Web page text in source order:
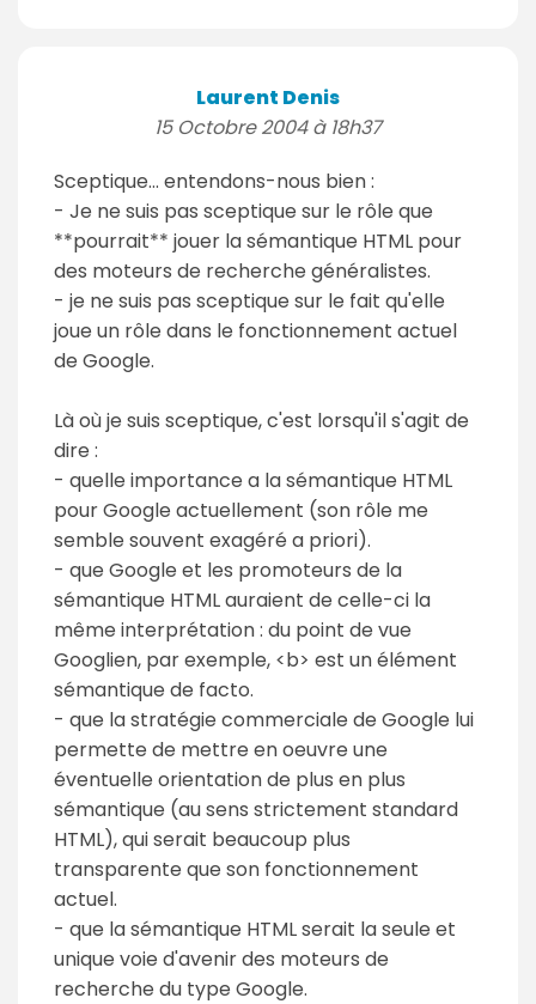
Laurent Denis
15 Octobre 2004 à 18h37
Sceptique... entendons-nous bien :
- Je ne suis pas sceptique sur le rôle que
**pourrait** jouer la sémantique HTML pour
des moteurs de recherche généralistes.
- je ne suis pas sceptique sur le fait qu'elle
joue un rôle dans le fonctionnement actuel
de Google.
Là où je suis sceptique, c'est lorsqu'il s'agit de
dire :
- quelle importance a la sémantique HTML
pour Google actuellement (son rôle me
semble souvent exagéré a priori).
- que Google et les promoteurs de la
sémantique HTML auraient de celle-ci la
même interprétation : du point de vue
Googlien, par exemple, <b> est un élément
sémantique de facto.
- que la stratégie commerciale de Google lui
permette de mettre en oeuvre une
éventuelle orientation de plus en plus
sémantique (au sens strictement standard
HTML), qui serait beaucoup plus
transparente que son fonctionnement
actuel.
- que la sémantique HTML serait la seule et
unique voie d'avenir des moteurs de
recherche du type Google.